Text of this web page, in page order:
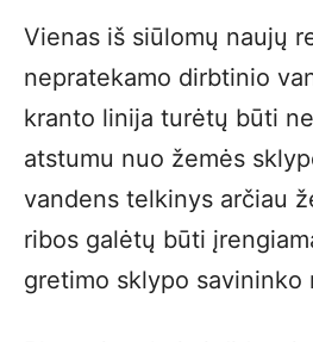
Vienas iš siūlomų naujų
nepratekamo dirbtinio
kranto linija turėtų būti
atstumu nuo žemės
vandens telkinys arčiau
ribos galėtų būti
gretimo sklypo savininko